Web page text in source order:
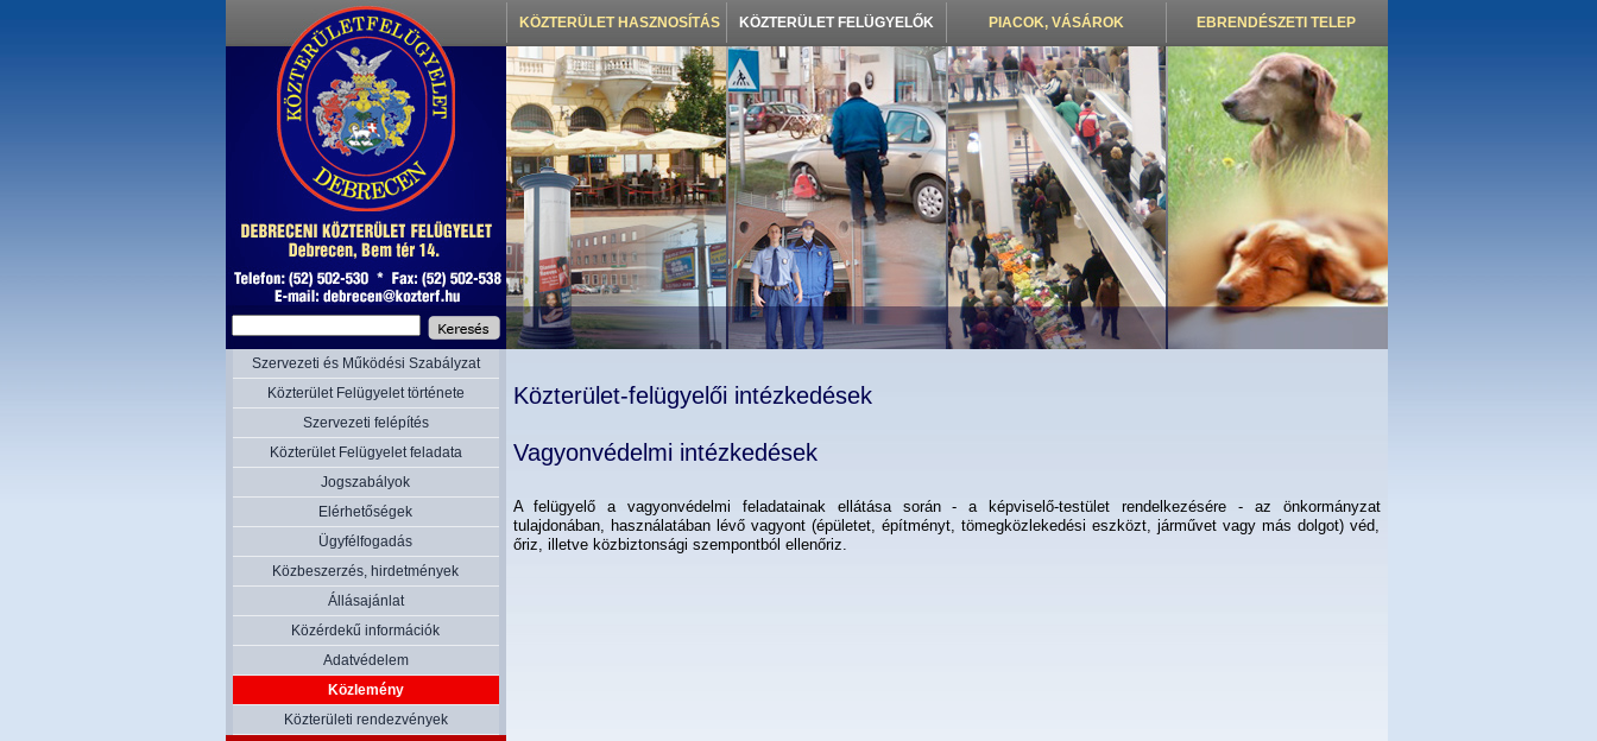
KÖZTERÜLET HASZNOSÍTÁS KÖZTERÜLET FELÜGYELŐK PIACOK, VÁSÁROK EBRENDÉSZETI TELEP
Szervezeti és Működési Szabályzat
Közterület Felügyelet története
Szervezeti felépítés
Közterület Felügyelet feladata
Jogszabályok
Elérhetőségek
Ügyfélfogadás
Közbeszerzés, hirdetmények
Állásajánlat
Közérdekű információk
Adatvédelem
Közlemény
Közterületi rendezvények
Közterület-felügyelői intézkedések
Vagyonvédelmi intézkedések
A felügyelő a vagyonvédelmi feladatainak ellátása során - a képviselő-testület rendelkezésére - az önkormányzat
tulajdonában, használatában lévő vagyont (épületet, építményt, tömegközlekedési eszközt, járművet vagy más dolgot) véd,
őriz, illetve közbiztonsági szempontból ellenőriz.